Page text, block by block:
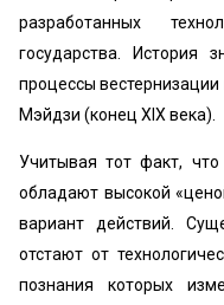
разработанных
государства. История
процессы вестернизации
Мэйдзи (конец XIX века).
Учитывая тот факт, что
обладают высокой
вариант действий.
отстают от
познания которых